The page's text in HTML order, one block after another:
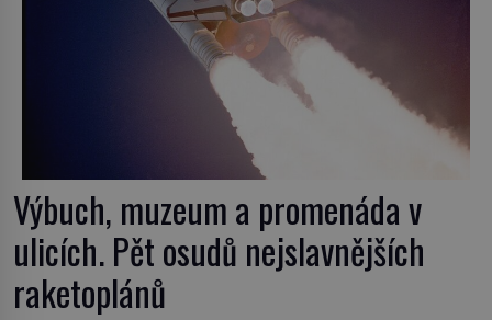
Výbuch, muzeum a promenáda v
ulicích. Pět osudů nejslavnějších
raketoplánů